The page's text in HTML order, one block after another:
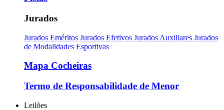
Jurados
Jurados Eméritos Jurados Efetivos Jurados Auxiliares Jurados
de Modalidades Esportivas
Mapa Cocheiras
Termo de Responsabilidade de Menor
Leilões